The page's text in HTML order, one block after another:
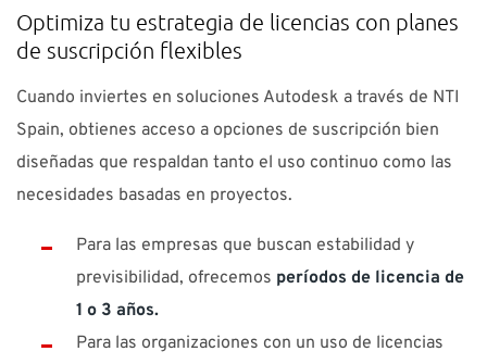
Optimiza tu estrategia de licencias con planes
de suscripción flexibles
Cuando inviertes en soluciones Autodesk a través de NTI
Spain, obtienes acceso a opciones de suscripción bien
diseñadas que respaldan tanto el uso continuo como las
necesidades basadas en proyectos.
Para las empresas que buscan estabilidad y
previsibilidad, ofrecemos períodos de licencia de
1 o 3 años.
Para las organizaciones con un uso de licencias